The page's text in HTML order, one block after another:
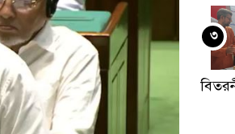
৩